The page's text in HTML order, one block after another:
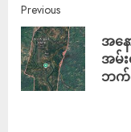
Previous
အန
အမ်း
ဘက်